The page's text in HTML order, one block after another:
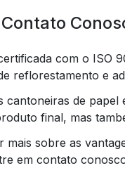
com o ISO
reflorestamento e
cantoneiras de papel
final, mas
mais sobre as
em contato